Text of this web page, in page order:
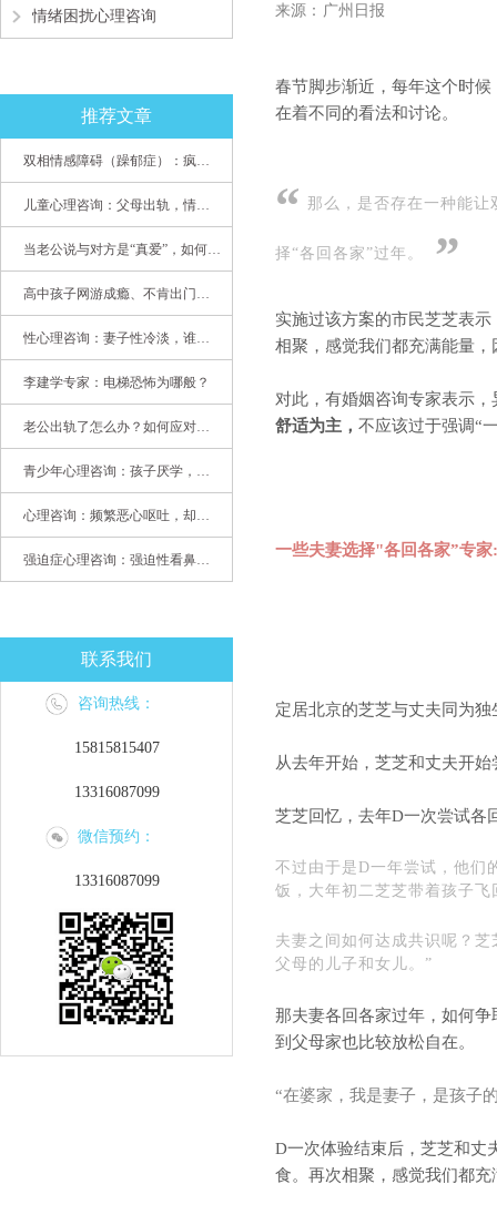
情绪困扰心理咨询
推荐文章
双相情感障碍（躁郁症）：疯子如何走向天才
儿童心理咨询：父母出轨，情感混乱孩子内心的隐秘
当老公说与对方是“真爱”，如何挽救婚姻？(始篇)
高中孩子网游成瘾、不肯出门，家长该怎么办？
性心理咨询：妻子性冷淡，谁之过
李建学专家：电梯恐怖为哪般？
老公出轨了怎么办？如何应对老公出轨？——婚姻心理专家为您支招
青少年心理咨询：孩子厌学，整天沉迷手机，网络成瘾，怎么办?
心理咨询：频繁恶心呕吐，却无身体异常
强迫症心理咨询：强迫性看鼻尖，害我无法学习
联系我们
咨询热线：
15815815407
13316087099
微信预约：
13316087099
来源：广州日报
春节脚步渐近，每年这个时
在着不同的看法和讨论。
“ 那么，是否存在一种能
择“各回各家”过年。 ”
实施过该方案的市民芝芝表
相聚，感觉我们都充满能量
对此，有婚姻咨询专家表示
舒适为主， 不应该过于强调“
一些夫妻选择"各回各家”专
定居北京的芝芝与丈夫同为
从去年开始，芝芝和丈夫开
芝芝回忆，去年D一次尝试各
不过由于是D一年尝试，他们
饭，大年初二芝芝带着孩子
夫妻之间如何达成共识呢？
父母的儿子和女儿。”
那夫妻各回各家过年，如何
到父母家也比较放松自在。
“在婆家，我是妻子，是孩子
D一次体验结束后，芝芝和丈
食。再次相聚，感觉我们都充